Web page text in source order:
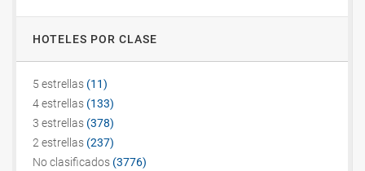
HOTELES POR CLASE
5 estrellas (11)
4 estrellas (133)
3 estrellas (378)
2 estrellas (237)
No clasificados (3776)